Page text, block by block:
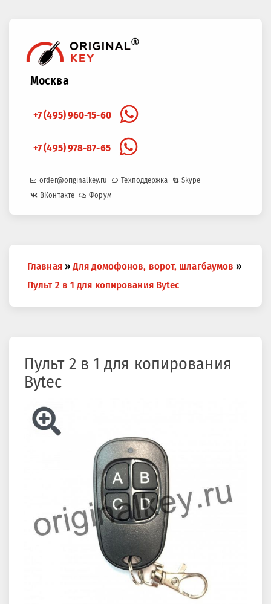
Москва
+7 (495) 960-15-60
+7 (495) 978-87-65
order@originalkey.ru Техподдержка
Skype
ВКонтакте
Форум
здесь
Главная » Для домофонов, ворот, шлагбаумов »
Пульт 2 в 1 для копирования Bytec
Пульт 2 в 1 для копирования
Bytec